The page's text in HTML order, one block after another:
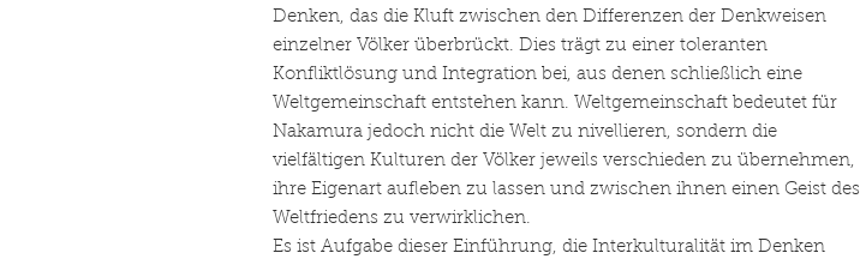
Denken, das die Kluft zwischen den Differenzen der Denkweisen
einzelner Völker überbrückt. Dies trägt zu einer toleranten
Konfliktlösung und Integration bei, aus denen schließlich eine
Weltgemeinschaft entstehen kann. Weltgemeinschaft bedeutet für
Nakamura jedoch nicht die Welt zu nivellieren, sondern die
vielfältigen Kulturen der Völker jeweils verschieden zu übernehmen,
ihre Eigenart aufleben zu lassen und zwischen ihnen einen Geist des
Weltfriedens zu verwirklichen.
Es ist Aufgabe dieser Einführung, die Interkulturalität im Denken